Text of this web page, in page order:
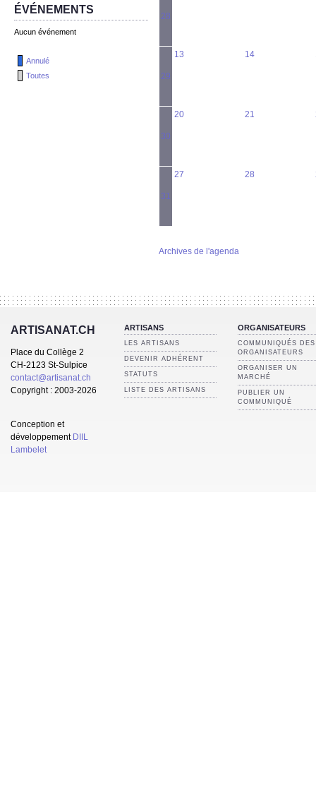
ÉVÉNEMENTS
Aucun événement
Annulé
Toutes
28
29
13 14
30
20 21
31
27 28
Archives de l'agenda
ARTISANAT.CH
Place du Collège 2
CH-2123 St-Sulpice
contact@artisanat.ch
Copyright : 2003-2026
Conception et
développement DIIL
Lambelet
ARTISANS
LES ARTISANS
DEVENIR ADHÉRENT
STATUTS
LISTE DES ARTISANS
ORGANISATEURS
COMMUNIQUÉS DES
ORGANISATEURS
ORGANISER UN
MARCHÉ
PUBLIER UN
COMMUNIQUÉ